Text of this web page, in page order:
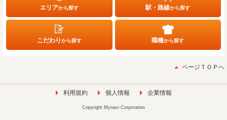
エリアから探す 駅・路線から探す
こだわりから探す 職種から探す
ページＴＯＰへ
利用規約 個人情報 企業情報
Copyright Mynavi Corporation